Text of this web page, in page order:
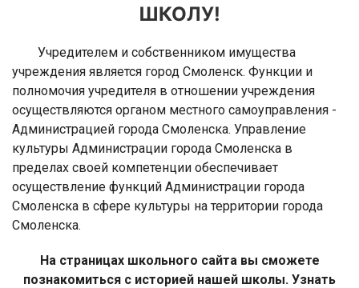
ШКОЛУ!
Учредителем и собственником имущества
учреждения является город Смоленск. Функции и
полномочия учредителя в отношении учреждения
осуществляются органом местного самоуправления -
Администрацией города Смоленска. Управление
культуры Администрации города Смоленска в
пределах своей компетенции обеспечивает
осуществление функций Администрации города
Смоленска в сфере культуры на территории города
Смоленска.
На страницах школьного сайта вы сможете
познакомиться с историей нашей школы. Узнать